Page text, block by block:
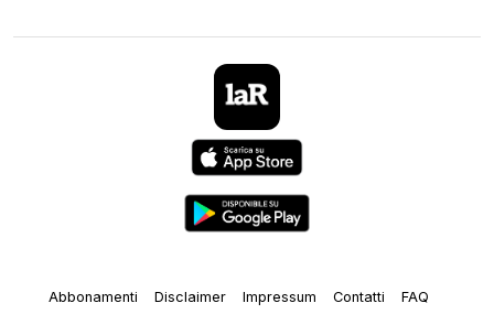
Abbonamenti Disclaimer Impressum Contatti
FAQ